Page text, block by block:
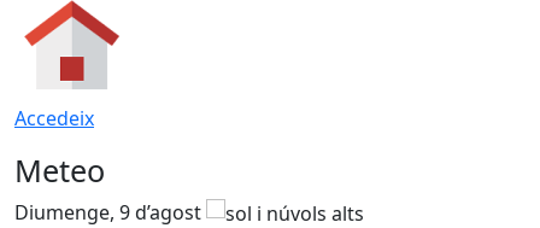
Accedeix
Meteo
Diumenge, 9 d’agost